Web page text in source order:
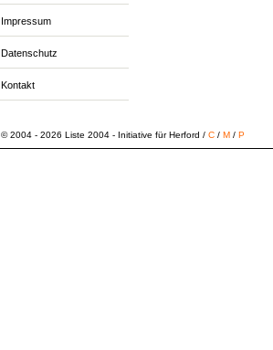
Impressum
Datenschutz
Kontakt
© 2004 - 2026 Liste 2004 - Initiative für Herford / C/ M/ P